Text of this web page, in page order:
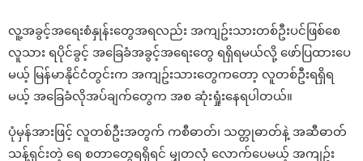
လူ့အခွင့်အရေးစံနှုန်းတွေအရလည်း အကျဥ်းသားတစ်ဦးပင်ဖြစ်စေ
လူသား ရပိုင်ခွင့် အခြေခံအခွင့်အရေးတွေ ရရှိရမယ်လို့ ဖော်ပြထားပေ
မယ့် မြန်မာနိုင်ငံတွင်းက အကျဥ်းသားတွေကတော့ လူတစ်ဦးရရှိရ
မယ့် အခြေခံလိုအပ်ချက်တွေက အစ ဆုံးရှုံးနေရပါတယ်။
ပုံမှန်အားဖြင့် လူတစ်ဦးအတွက် ကစီဓာတ်၊ သတ္တုဓာတ်နဲ့ အဆီဓာတ်
သန့်ရှင်းတဲ့ ရေ စတာတွေရရှိရင် မျှတလုံ လောက်ပေမယ့် အကျဥ်း